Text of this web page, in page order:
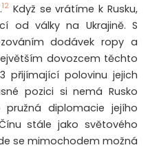
12 Když se vrátíme k Rusku,
od války na Ukrajině. S
dodávek ropy a
dovozcem těchto
přijímající polovinu jejich
pozici si nemá Rusko
diplomacie jejího
stále jako světového
se mimochodem možná